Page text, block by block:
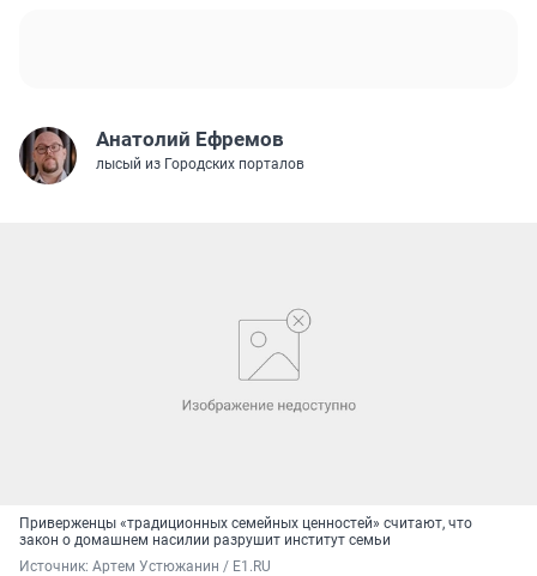
Анатолий Ефремов
лысый из Городских порталов
Приверженцы «традиционных семейных ценностей» считают, что
закон о домашнем насилии разрушит институт семьи
Источник: Артем Устюжанин / Е1.RU